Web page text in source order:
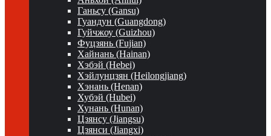
Ганьсу (Gansu)
Гуандун (Guangdong)
Гуйчжоу (Guizhou)
Фуцзянь (Fujian)
Хайнань (Hainan)
Хэбэй (Hebei)
Хэйлунцзян (Heilongjiang)
Хэнань (Henan)
Хубэй (Hubei)
Хунань (Hunan)
Цзянсу (Jiangsu)
Цзянси (Jiangxi)